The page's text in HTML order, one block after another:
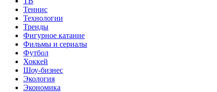
Теннис
Технологии
Тренды
Фигурное катание
Фильмы и сериалы
Футбол
Хоккей
Шоу-бизнес
Экология
Экономика